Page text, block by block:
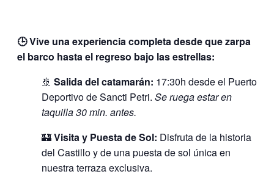
🕒 Vive una experiencia completa desde que zarpa
el barco hasta el regreso bajo las estrellas:
🚢 Salida del catamarán: 17:30h desde el Puerto
Deportivo de Sancti Petri. Se ruega estar en
taquilla 30 min. antes.
🏰Visita y Puesta de Sol: Disfruta de la historia
del Castillo y de una puesta de sol única en
nuestra terraza exclusiva.